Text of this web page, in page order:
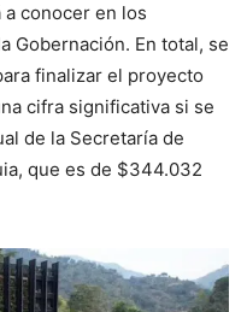
conocer en los
Gobernación. En total, se
finalizar el proyecto
cifra significativa si se
de la Secretaría de
que es de $344.032